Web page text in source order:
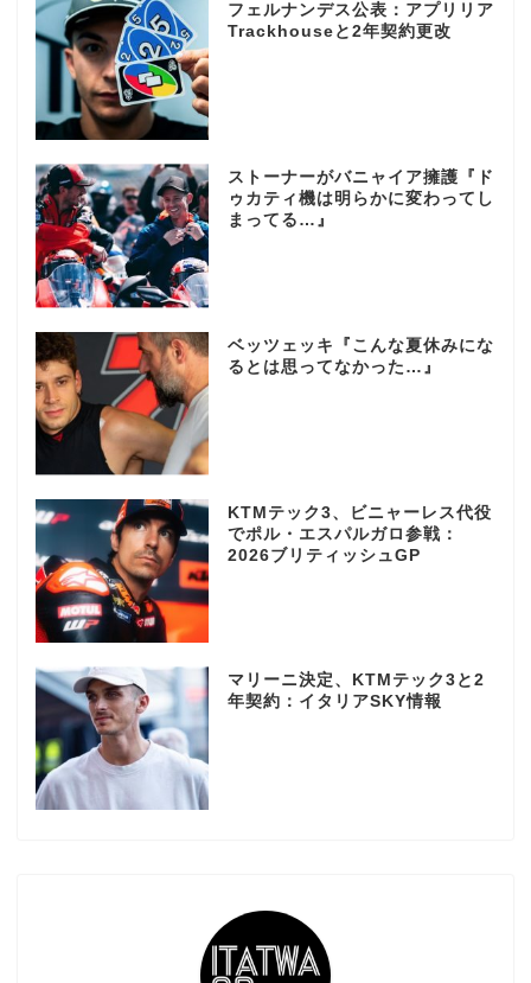
フェルナンデス公表：アプリリア
Trackhouseと2年契約更改
ストーナーがバニャイア擁護『ド
ゥカティ機は明らかに変わってし
まってる…』
ベッツェッキ『こんな夏休みにな
るとは思ってなかった…』
KTMテック3、ビニャーレス代役
でポル・エスパルガロ参戦：
2026ブリティッシュGP
マリーニ決定、KTMテック3と2
年契約：イタリアSKY情報